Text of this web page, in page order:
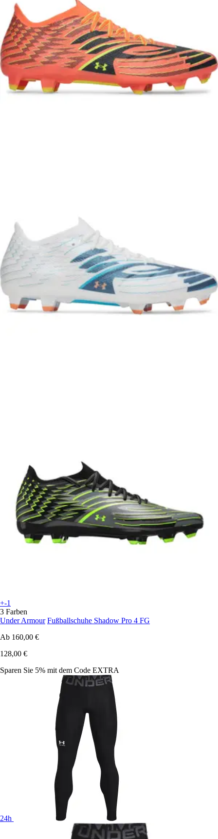
+-1
3 Farben
Under Armour Fußballschuhe Shadow Pro 4 FG
Ab 160,00 €
128,00 €
Sparen Sie 5% mit dem Code EXTRA
24h